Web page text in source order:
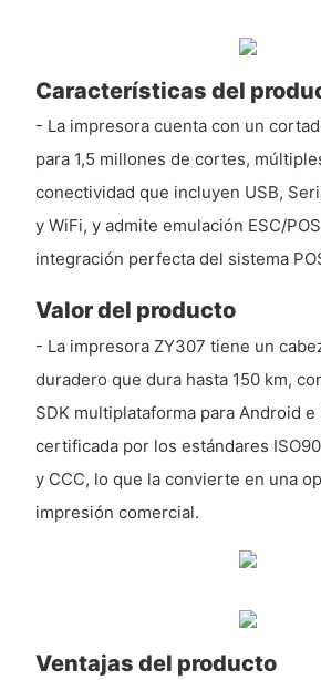
Características del
- La impresora cuenta con un
para 1,5 millones de cortes,
conectividad que incluyen USB,
y WiFi, y admite emulación ESC/
integración perfecta del sistema
Valor del producto
- La impresora ZY307 tiene un
duradero que dura hasta 150 km,
SDK multiplataforma para Android e
certificada por los estándares
y CCC, lo que la convierte en una
impresión comercial.
Ventajas del producto